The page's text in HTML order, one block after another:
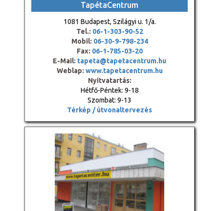
TapétaCentrum
1081 Budapest, Szilágyi u. 1/a.
Tel.: 06-1-303-90-52
Mobil: 06-30-9-798-234
Fax: 06-1-785-03-20
E-Mail: tapeta@tapetacentrum.hu
Weblap: www.tapetacentrum.hu
Nyitvatartás:
Hétfő-Péntek: 9-18
Szombat: 9-13
Térkép / útvonaltervezés